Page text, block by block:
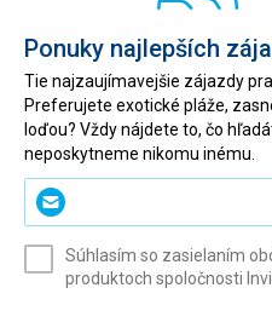
Ponuky najlepších
Tie najzaujímavejšie zájazdy
Preferujete exotické pláže,
loďou? Vždy nájdete to, čo
neposkytneme nikomu inému.
Zadajte
svoj
(povinné)
Súhlasím so zasielaním
produktoch spoločnosti